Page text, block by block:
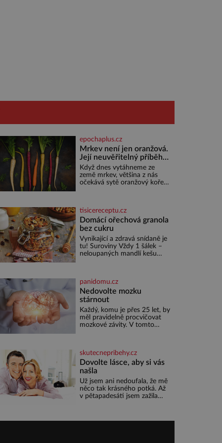
epochaplus.cz
Mrkev není jen oranžová.
Její neuvěřitelný příběh
začíná fialovou barvou
Když dnes vytáhneme ze
země mrkev, většina z nás
očekává sytě oranžový kořen.
bílá, někdy dokonce téměř
černá. Až díky stovkám let
pečlivého šlechtění se z ní
stává zelenina, bez které si
českou zahradu ani
nedokážeme představit. Její
příběh je
tisicereceptu.cz
Domácí ořechová granola
bez cukru
Vynikající a zdravá snídaně je
tu! Suroviny Vždy 1 šálek –
neloupaných mandlí kešu
ovesných vloček 1 lžíce mlet
panidomu.cz
Nedovolte mozku
stárnout
Každý, komu je přes 25 let, by
měl pravidelně procvičovat
mozkové závity. V tomto
na jméno kolegy z práce.
Nebo marně v paměti lovíte
název knížky, kterou jste
nedávno přečetli. Je to
opravdu tak, s věkem jako
kdyby se paměť rozhodla
stávkovat. Cvičte
skutecnepribehy.cz
Dovolte lásce, aby si vás
našla
Už jsem ani nedoufala, že mě
něco tak krásného potká. Až
v pětapadesáti jsem zažila